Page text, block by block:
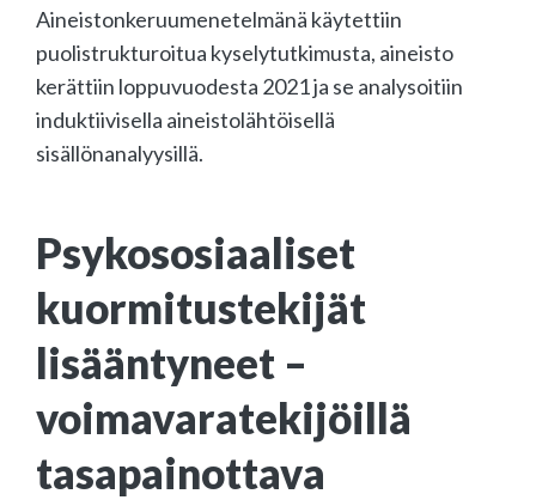
Aineistonkeruumenetelmänä käytettiin
puolistrukturoitua kyselytutkimusta, aineisto
kerättiin loppuvuodesta 2021 ja se analysoitiin
induktiivisella aineistolähtöisellä
sisällönanalyysillä.
Psykososiaaliset
kuormitustekijät
lisääntyneet –
voimavaratekijöillä
tasapainottava